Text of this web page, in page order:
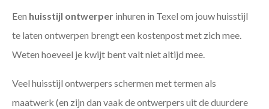
Een huisstijl ontwerper inhuren in Texel om jouw huisstijl
te laten ontwerpen brengt een kostenpost met zich mee.
Weten hoeveel je kwijt bent valt niet altijd mee.
Veel huisstijl ontwerpers schermen met termen als
maatwerk (en zijn dan vaak de ontwerpers uit de duurdere